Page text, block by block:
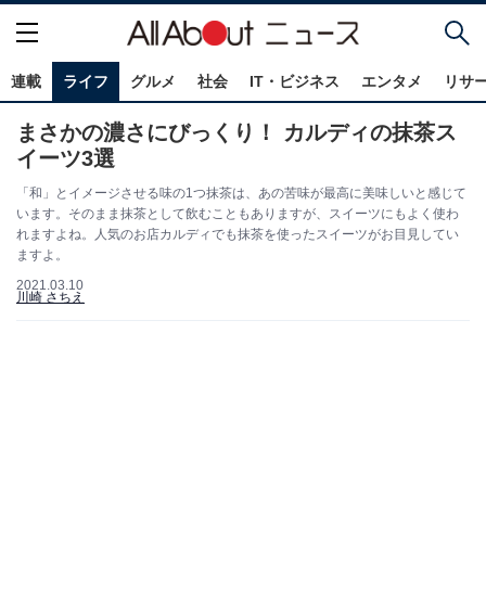
連載 ライフ グルメ 社会 IT・ビジネス エンタメ リサ
まさかの濃さにびっくり！ カルディの抹茶ス
イーツ3選
「和」とイメージさせる味の1つ抹茶は、あの苦味が最高に美味しいと感じて
います。そのまま抹茶として飲むこともありますが、スイーツにもよく使わ
れますよね。人気のお店カルディでも抹茶を使ったスイーツがお目見してい
ますよ。
2021.03.10
川崎 さちえ